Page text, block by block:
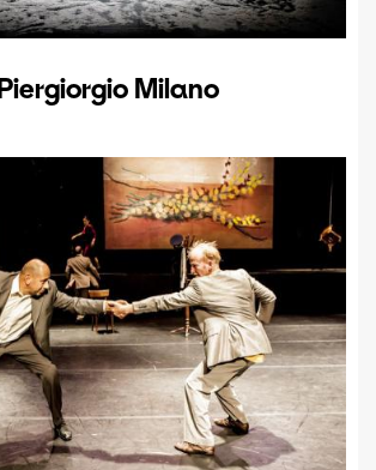
Piergiorgio Milano